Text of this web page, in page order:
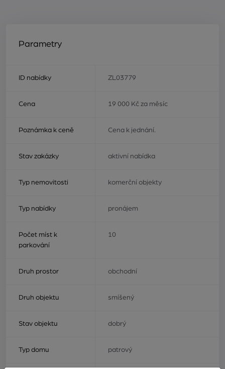
Parametry
ID nabídky ZL03779
Cena 19 000 Kč za měsíc
Poznámka k ceně Cena k jednání.
Stav zakázky aktivní nabídka
Typ nemovitosti komerční objekty
Typ nabídky pronájem
Počet míst k
parkování
10
Druh prostor obchodní
Druh objektu smíšený
Stav objektu dobrý
Typ domu patrový